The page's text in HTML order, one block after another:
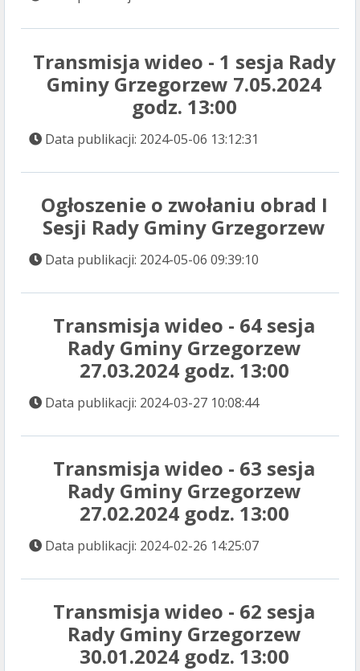
Transmisja wideo - 1 sesja Rady
Gminy Grzegorzew 7.05.2024
godz. 13:00
Data publikacji: 2024-05-06 13:12:31
Ogłoszenie o zwołaniu obrad I
Sesji Rady Gminy Grzegorzew
Data publikacji: 2024-05-06 09:39:10
Transmisja wideo - 64 sesja
Rady Gminy Grzegorzew
27.03.2024 godz. 13:00
Data publikacji: 2024-03-27 10:08:44
Transmisja wideo - 63 sesja
Rady Gminy Grzegorzew
27.02.2024 godz. 13:00
Data publikacji: 2024-02-26 14:25:07
Transmisja wideo - 62 sesja
Rady Gminy Grzegorzew
30.01.2024 godz. 13:00